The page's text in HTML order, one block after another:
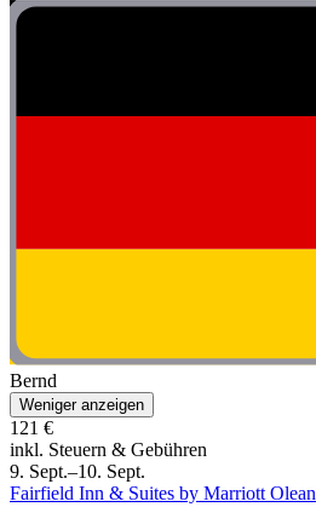
Bernd
Weniger anzeigen
121 €
inkl. Steuern & Gebühren
9. Sept.–10. Sept.
Fairfield Inn & Suites by Marriott Olean